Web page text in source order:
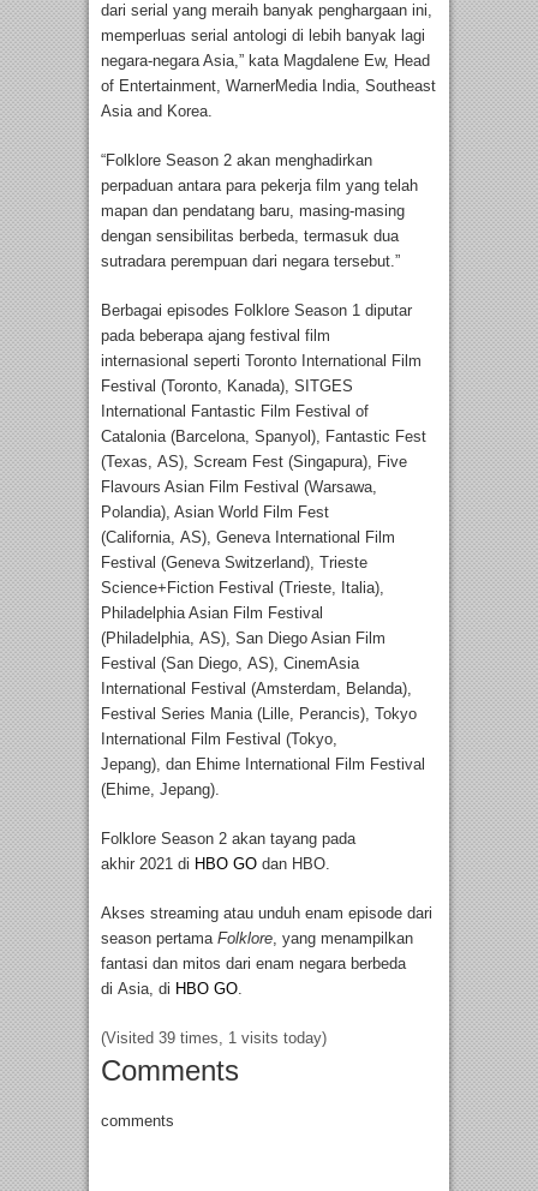
dari serial yang meraih banyak penghargaan ini,
memperluas serial antologi di lebih banyak lagi
negara-negara Asia,” kata Magdalene Ew, Head
of Entertainment, WarnerMedia India, Southeast
Asia and Korea.
“Folklore Season 2 akan menghadirkan
perpaduan antara para pekerja film yang telah
mapan dan pendatang baru, masing-masing
dengan sensibilitas berbeda, termasuk dua
sutradara perempuan dari negara tersebut.”
Berbagai episodes Folklore Season 1 diputar
pada beberapa ajang festival film
internasional seperti Toronto International Film
Festival (Toronto, Kanada), SITGES
International Fantastic Film Festival of
Catalonia (Barcelona, Spanyol), Fantastic Fest
(Texas, AS), Scream Fest (Singapura), Five
Flavours Asian Film Festival (Warsawa,
Polandia), Asian World Film Fest
(California, AS), Geneva International Film
Festival (Geneva Switzerland), Trieste
Science+Fiction Festival (Trieste, Italia),
Philadelphia Asian Film Festival
(Philadelphia, AS), San Diego Asian Film
Festival (San Diego, AS), CinemAsia
International Festival (Amsterdam, Belanda),
Festival Series Mania (Lille, Perancis), Tokyo
International Film Festival (Tokyo,
Jepang), dan Ehime International Film Festival
(Ehime, Jepang).
Folklore Season 2 akan tayang pada
akhir 2021 di HBO GO dan HBO.
Akses streaming atau unduh enam episode dari
season pertama Folklore , yang menampilkan
fantasi dan mitos dari enam negara berbeda
di Asia, di HBO GO
(Visited 39 times, 1 visits today)
Comments
comments